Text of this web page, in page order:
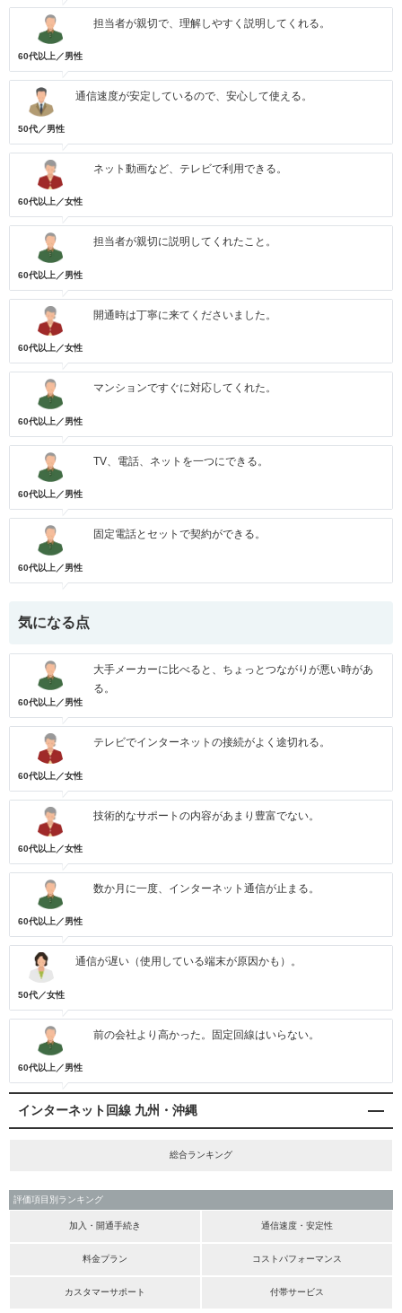
60代以上／男性
担当者が親切で、理解しやすく説明してくれる。
50代／男性
通信速度が安定しているので、安心して使える。
60代以上／女性
ネット動画など、テレビで利用できる。
60代以上／男性
担当者が親切に説明してくれたこと。
60代以上／女性
開通時は丁寧に来てくださいました。
60代以上／男性
マンションですぐに対応してくれた。
60代以上／男性
TV、電話、ネットを一つにできる。
60代以上／男性
固定電話とセットで契約ができる。
気になる点
60代以上／男性
大手メーカーに比べると、ちょっとつながりが悪い時があ
る。
60代以上／女性
テレビでインターネットの接続がよく途切れる。
60代以上／女性
技術的なサポートの内容があまり豊富でない。
60代以上／男性
数か月に一度、インターネット通信が止まる。
50代／女性
通信が遅い（使用している端末が原因かも）。
60代以上／男性
前の会社より高かった。固定回線はいらない。
インターネット回線 九州・沖縄
総合ランキング
評価項目別ランキング
加入・開通手続き 通信速度・安定性
料金プラン コストパフォーマンス
カスタマーサポート 付帯サービス